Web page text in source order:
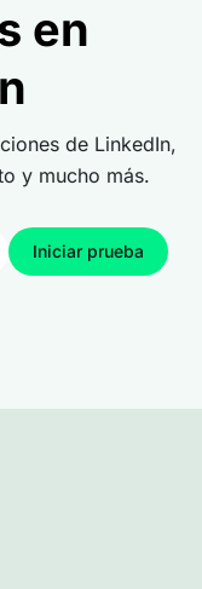
en
de LinkedIn,
y mucho más.
Iniciar prueba